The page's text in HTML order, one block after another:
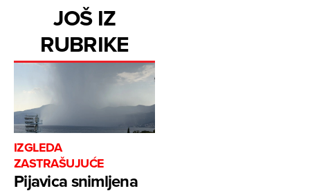
JOŠ IZ
RUBRIKE
IZGLEDA
ZASTRAŠUJUĆE
Pijavica snimljena